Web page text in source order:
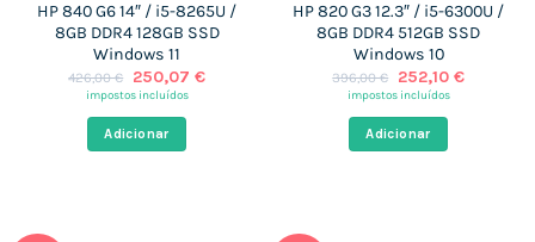
HP 840 G6 14″ / i5-8265U /
8GB DDR4 128GB SSD
Windows 11
426,00€
O
preço
era:
426,00 €.
250,07 €O
impostos incluídos
Adicionar
HP 820 G3 12.3″ / i5-6300U /
8GB DDR4 512GB SSD
Windows 10
396,00€
O
preço
era:
396,00 €.
252,10 €O
impostos incluídos
Adicionar